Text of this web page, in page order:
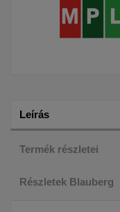
Leírás
Termék részletei
Részletek Blauberg